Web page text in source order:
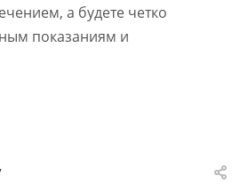
а будете четко
показаниям и